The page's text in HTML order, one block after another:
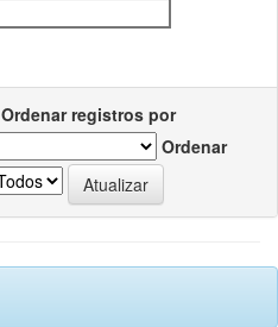
Ordenar registros por
Ordenar